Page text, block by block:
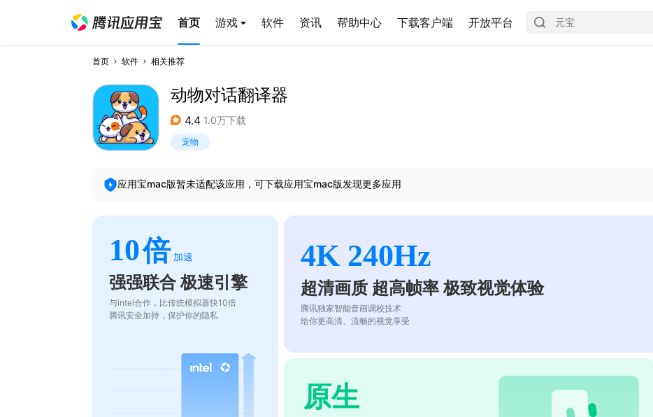
首页 游戏 软件 资讯 帮助中心 下载客户端 开放平台
首页 软件 相关推荐
动物对话翻译器
4.4 1.0万下载
宠物
应用宝mac版暂未适配该应用，可下载应用宝mac版发现更多应用
10倍 加速
强强联合 极速引擎
与intel合作，比传统模拟器快10倍
腾讯安全加持，保护你的隐私
4K 240Hz
超清画质 超高帧率 极致视觉体验
腾讯独家智能音画调校技术
给你更高清、流畅的视觉享受
原生